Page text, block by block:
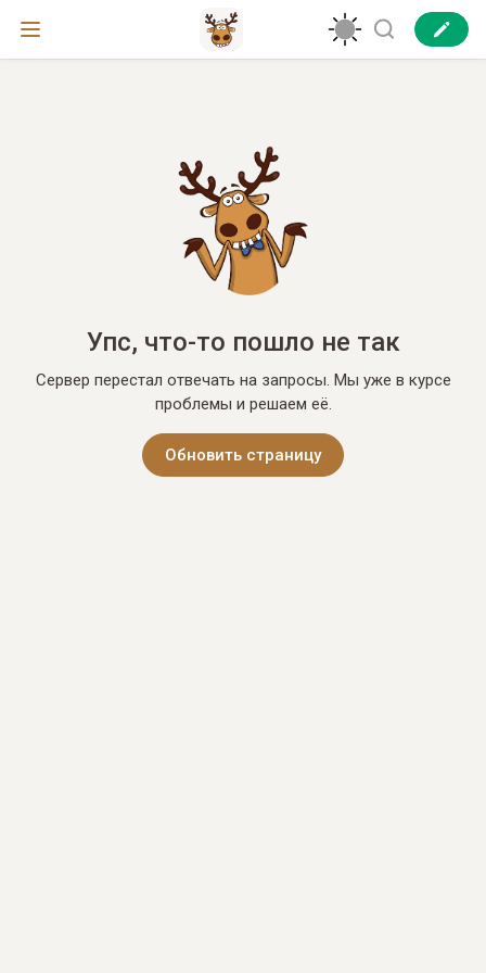
Упс, что-то пошло не так
Сервер перестал отвечать на запросы. Мы уже в курсе
проблемы и решаем её.
Обновить страницу